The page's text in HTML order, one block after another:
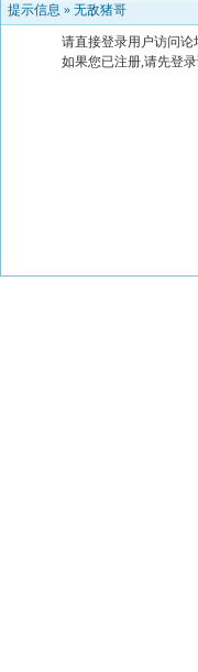
提示信息 » 无敌猪哥
请直接登录用户访问论
如果您已注册,请先登